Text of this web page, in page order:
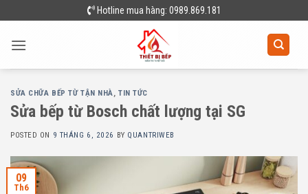
to
content
Hotline mua hàng: 0989.869.181
SỬA CHỮA BẾP TỪ TẬN NHÀ,TIN TỨC
Sửa bếp từ Bosch chất lượng tại SG
POSTED ON 9 THÁNG 6, 2026 BY QUANTRIWEB
09
Th6